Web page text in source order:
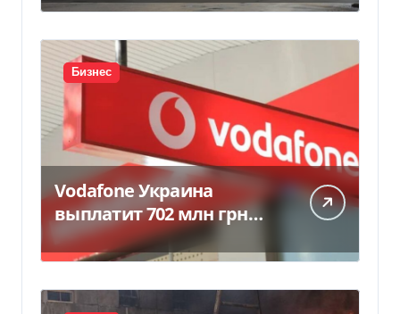
Бизнес
Vodafone Украина
выплатит 702 млн грн
дивидендов — Delo.ua